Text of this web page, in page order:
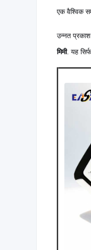
एक वैश्विक
उन्नत
मिमी. यह